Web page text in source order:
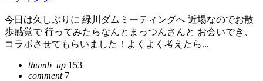
今日は久しぶりに 緑川ダムミーティングへ 近場なのでお散
歩感覚で 行ってみたらなんとまっつんさんと お会いでき、
コラボさせてもらいました！よくよく考えたら...
thumb_up 153
comment7